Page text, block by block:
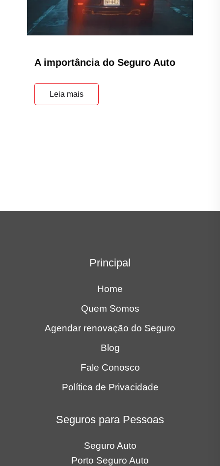
A importância do Seguro Auto
Leia mais
Principal
Home
Quem Somos
Agendar renovação do Seguro
Blog
Fale Conosco
Política de Privacidade
Seguros para Pessoas
Seguro Auto
Porto Seguro Auto